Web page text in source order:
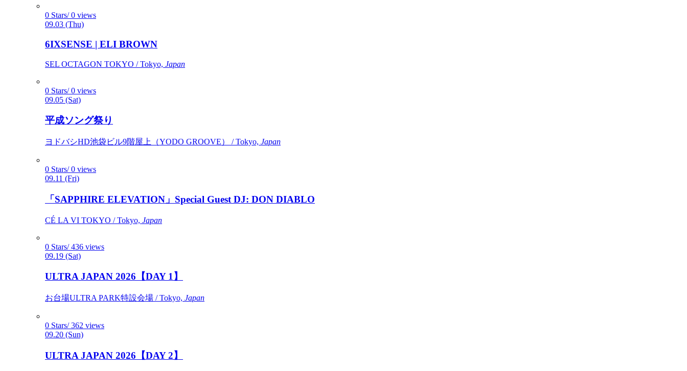
0 Stars/ 0 views
09.03 (Thu)
6IXSENSE | ELI BROWN
SEL OCTAGON TOKYO / Tokyo, Japan
0 Stars/ 0 views
09.05 (Sat)
平成ソング祭り
ヨドバシHD池袋ビル9階屋上（YODO GROOVE） / Tokyo, Japan
0 Stars/ 0 views
09.11 (Fri)
「SAPPHIRE ELEVATION」Special Guest DJ: DON DIABLO
CÉ LA VI TOKYO / Tokyo, Japan
0 Stars/ 436 views
09.19 (Sat)
ULTRA JAPAN 2026【DAY 1】
お台場ULTRA PARK特設会場 / Tokyo, Japan
0 Stars/ 362 views
09.20 (Sun)
ULTRA JAPAN 2026【DAY 2】